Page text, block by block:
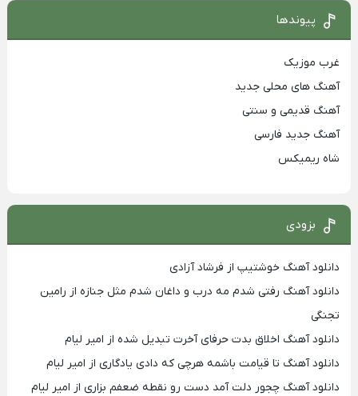
پیوندها
غرب موزیک
آهنگ های محلی جدید
آهنگ قدیمی و سنتی
آهنگ جدید فارسی
شاه ریمیکس
بزودی
دانلود آهنگ خوشتیپ از فرشاد آزادی
دانلود آهنگ رفتی شدم مه درب و داغان شدم مثل جنازه از رامین
تجنگی
دانلود آهنگ اخلاق بدت حرفای آخرت تبدیل شده از امیر لیام
دانلود آهنگ تا قیامت باشمه هرچی که دادی یادگاری از امیر لیام
دانلود آهنگ چجور دلت آمد دست رو نقطه ضعفم بزاری از امیر لیام